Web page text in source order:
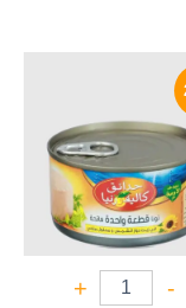
-
+
125 EGP.
94 EGP.